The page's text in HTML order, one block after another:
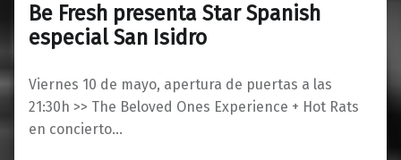
Be Fresh presenta Star Spanish
especial San Isidro
Viernes 10 de mayo, apertura de puertas a las
21:30h >> The Beloved Ones Experience + Hot Rats
en concierto…
07/05/2019
0
Maravillas